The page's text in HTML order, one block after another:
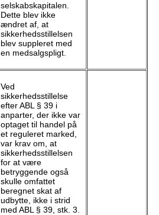
selskabskapitalen.
Dette blev ikke
ændret af, at
sikkerhedsstillelsen
blev suppleret med
en medsalgspligt.
Ved
sikkerhedsstillelse
efter ABL § 39 i
anparter, der ikke var
optaget til handel på
et reguleret marked,
var krav om, at
sikkerhedsstillelsen
for at være
betryggende også
skulle omfattet
beregnet skat af
udbytte, ikke i strid
med ABL § 39, stk. 3.